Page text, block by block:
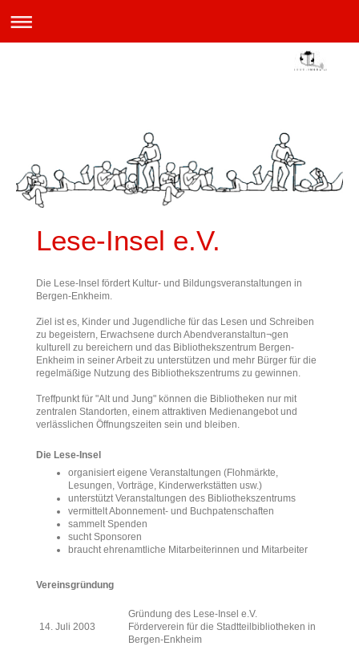
Lese-Insel e.V.
Die Lese-Insel fördert Kultur- und Bildungsveranstaltungen in
Bergen-Enkheim.
Ziel ist es, Kinder und Jugendliche für das Lesen und Schreiben
zu begeistern, Erwachsene durch Abendveranstaltun¬gen
kulturell zu bereichern und das Bibliothekszentrum Bergen-
Enkheim in seiner Arbeit zu unterstützen und mehr Bürger für die
regelmäßige Nutzung des Bibliothekszentrums zu gewinnen.
Treffpunkt für "Alt und Jung" können die Bibliotheken nur mit
zentralen Standorten, einem attraktiven Medienangebot und
verlässlichen Öffnungszeiten sein und bleiben.
Die Lese-Insel
organisiert eigene Veranstaltungen (Flohmärkte,
Lesungen, Vorträge, Kinderwerkstätten usw.)
unterstützt Veranstaltungen des Bibliothekszentrums
vermittelt Abonnement- und Buchpatenschaften
sammelt Spenden
sucht Sponsoren
braucht ehrenamtliche Mitarbeiterinnen und Mitarbeiter
Vereinsgründung
14. Juli 2003
Gründung des Lese-Insel e.V.
Förderverein für die Stadtteilbibliotheken in
Bergen-Enkheim